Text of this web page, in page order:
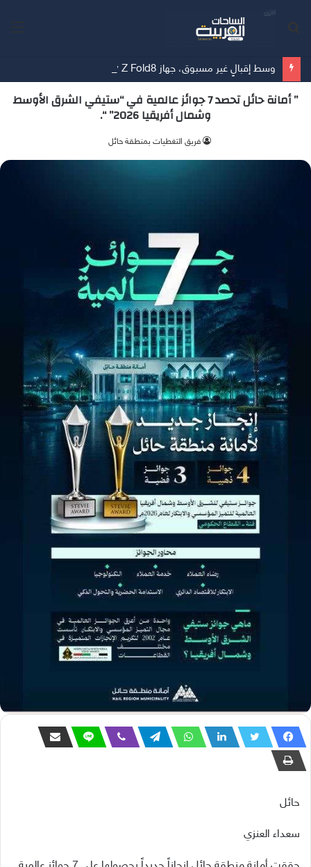
” أمانة حائل تحصد 7 جوائز عالمية في “ستيفي الشرق الأوسط
وشمال أفريقيا 2026” “.
فريق التغطيات بمنطقة حائل
حائل
سعداء العنزي